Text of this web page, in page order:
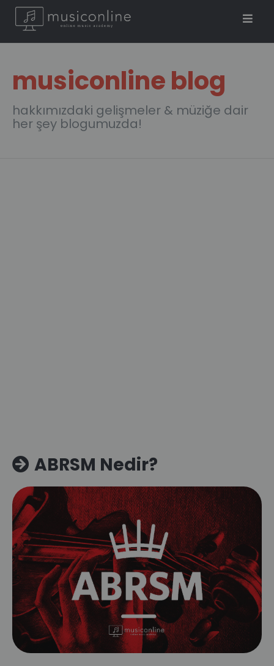
musiconline blog
hakkımızdaki gelişmeler & müziğe dair
her şey blogumuzda!
ABRSM Nedir?